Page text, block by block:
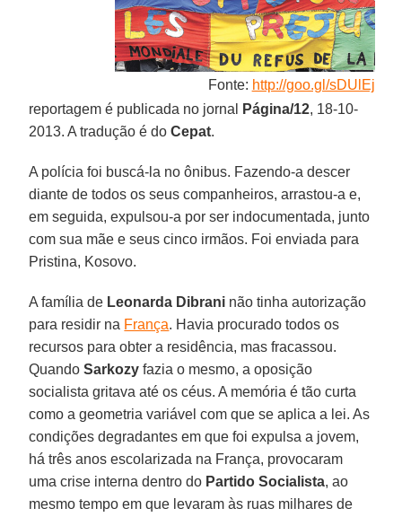
Fonte: http://goo.gl/sDUlEj
reportagem é publicada no jornal Página/12, 18-10-
2013. A tradução é doCepat.
A polícia foi buscá-la no ônibus. Fazendo-a descer
diante de todos os seus companheiros, arrastou-a e,
em seguida, expulsou-a por ser indocumentada, junto
com sua mãe e seus cinco irmãos. Foi enviada para
Pristina, Kosovo.
A família de Leonarda Dibrani não tinha autorização
para residir na França. Havia procurado todos os
recursos para obter a residência, mas fracassou.
QuandoSarkozy fazia o mesmo, a oposição
socialista gritava até os céus. A memória é tão curta
como a geometria variável com que se aplica a lei. As
condições degradantes em que foi expulsa a jovem,
há três anos escolarizada na França, provocaram
uma crise interna dentro do Partido Socialista, ao
mesmo tempo em que levaram às ruas milhares de